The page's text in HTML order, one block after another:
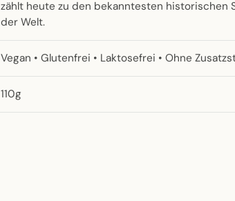
zählt heute zu den bekanntesten historischen
der Welt.
Vegan • Glutenfrei • Laktosefrei • Ohne
110g